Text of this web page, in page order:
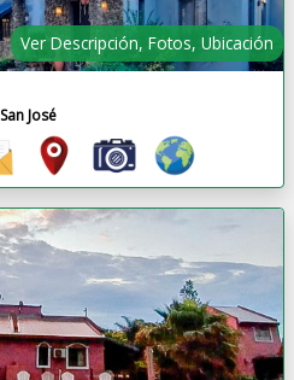
Ver Descripción, Fotos, Ubicación
San José